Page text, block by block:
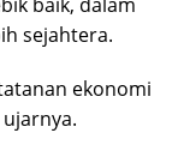
sejahtera.
ekonomi